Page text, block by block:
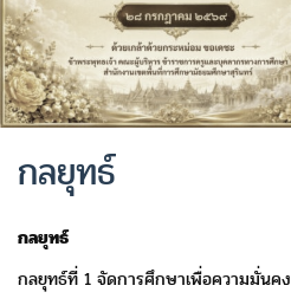
กลยุทธ์
กลยุทธ์
กลยุทธ์ที่ 1 จัดการศึกษาเพื่อความมั่นคง